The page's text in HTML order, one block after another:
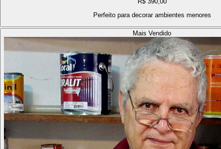
Perfeito para decorar ambientes menores
Mais Vendido